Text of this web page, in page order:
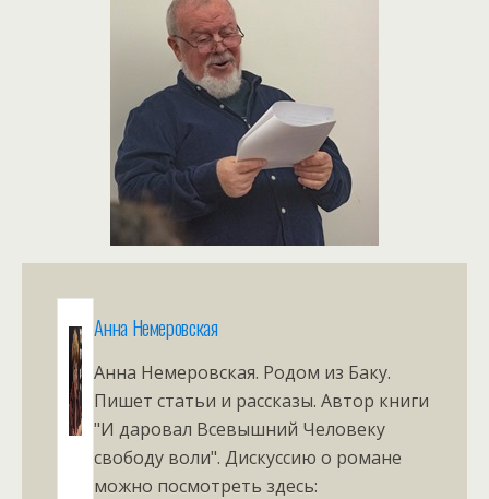
Анна Немеровская
Анна Немеровская. Родом из Баку.
Пишет статьи и рассказы. Автор книги
"И даровал Всевышний Человеку
свободу воли". Дискуссию о романе
можно посмотреть здесь: